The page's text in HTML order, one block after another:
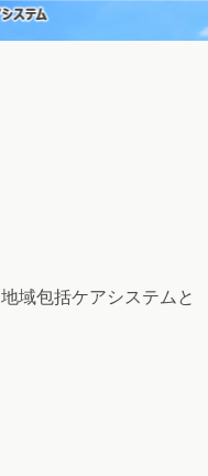
地域包括ケアシステムと